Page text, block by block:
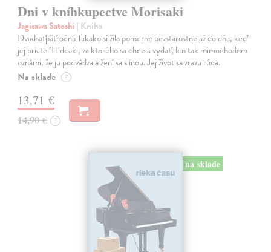
Dni v kníhkupectve Morisaki
Jagisawa Satoshi | Kniha
Dvadsaťpäťročná Takako si žila pomerne bezstarostne až do dňa, keď
jej priateľ Hideaki, za ktorého sa chcela vydať, len tak mimochodom
oznámi, že ju podvádza a žení sa s inou. Jej život sa zrazu rúca.
Na sklade ?
13,71 €
14,90 € ?
na sklade